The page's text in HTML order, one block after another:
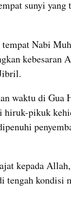
sunyi
Nabi
kebesaran
waktu di Gua
hiruk-pikuk
kepada
tengah kondisi